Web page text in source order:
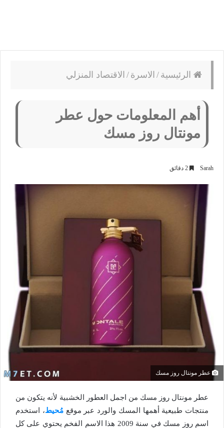
الرئيسية / الاسرة / الاقتصاد المنزلي
أهم المعلومات حول عطر
مونتال روز مسك
Sarah
عطر مونتال روز مسك
عطر مونتال روز مسك من اجمل العطور الخشبية لأنه يتكون من
منتجات طبيعية أهمها المسك والورد عبر موقعمُحيط، استخدم
اسم روز مسك في سنة 2009 هذا الاسم الفخم يحتوي على كل